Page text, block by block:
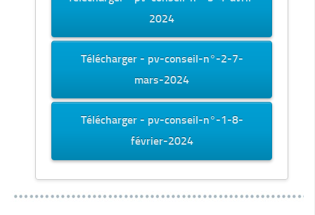
2024
Télécharger - pv-conseil-n°-2-7-
mars-2024
Télécharger - pv-conseil-n°-1-8-
février-2024